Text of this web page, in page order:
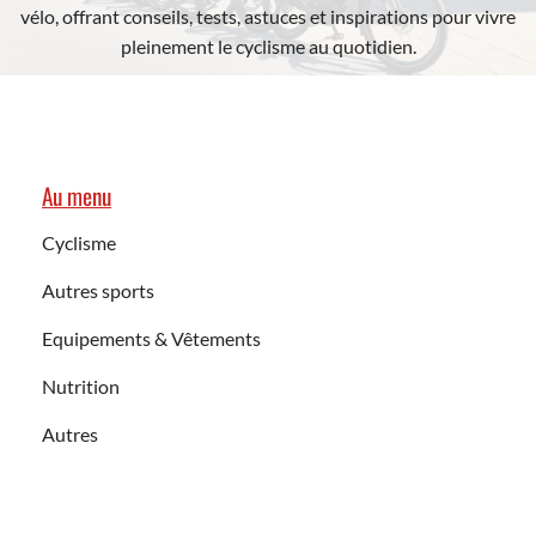
vélo, offrant conseils, tests, astuces et inspirations pour vivre
pleinement le cyclisme au quotidien.
Au menu
Cyclisme
Autres sports
Equipements & Vêtements
Nutrition
Autres